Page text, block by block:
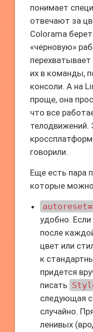
понимает
отвечают за
Colorama
«черновую»
их в команды,
консоли. А на
проще, она
что все
телодвижений.
говорили.
Еще есть пара
которые
удобно.
после
цвет или
к
придется
писать
следующая
случайно.
ленивых